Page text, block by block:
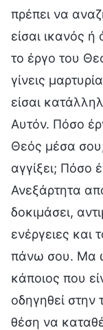
πρέπει να
είσαι ικανός ή
το έργο του
γίνεις
είσαι
Αυτόν. Πόσο
Θεός μέσα
αγγίξει; Πόσο
Ανεξάρτητα
δοκιμάσει,
ενέργειες και
πάνω σου. Μα
κάποιος που
οδηγηθεί στην
θέση να